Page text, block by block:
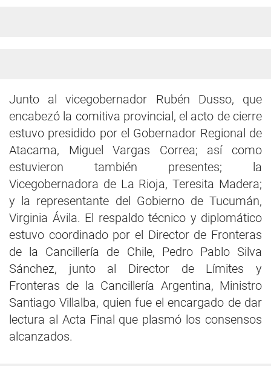
Junto al vicegobernador Rubén Dusso, que
encabezó la comitiva provincial, el acto de cierre
estuvo presidido por el Gobernador Regional de
Atacama, Miguel Vargas Correa; así como
estuvieron también presentes; la
Vicegobernadora de La Rioja, Teresita Madera;
y la representante del Gobierno de Tucumán,
Virginia Ávila. El respaldo técnico y diplomático
estuvo coordinado por el Director de Fronteras
de la Cancillería de Chile, Pedro Pablo Silva
Sánchez, junto al Director de Límites y
Fronteras de la Cancillería Argentina, Ministro
Santiago Villalba, quien fue el encargado de dar
lectura al Acta Final que plasmó los consensos
alcanzados.